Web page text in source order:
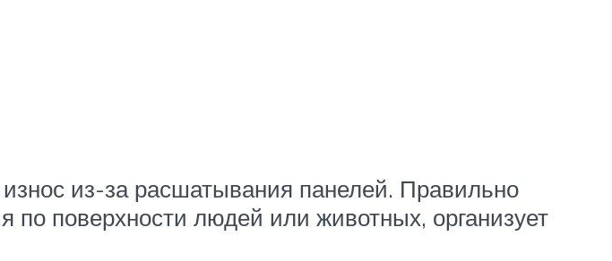
из-за расшатывания панелей. Правильно
по поверхности людей или животных, организует